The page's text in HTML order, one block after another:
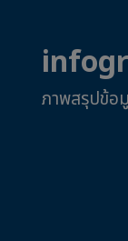
ภาพสรุปข้อ